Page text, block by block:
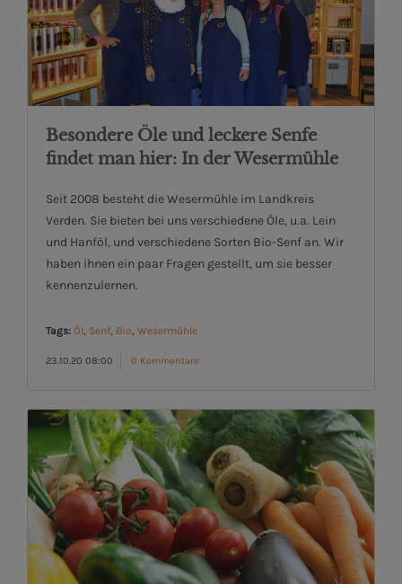
Besondere Öle und leckere Senfe
findet man hier: In der Wesermühle
Seit 2008 besteht die Wesermühle im Landkreis
Verden. Sie bieten bei uns verschiedene Öle, u.a. Lein
und Hanföl, und verschiedene Sorten Bio-Senf an. Wir
haben ihnen ein paar Fragen gestellt, um sie besser
kennenzulernen.
Tags: Öl, Senf, Bio, Wesermühle
23.10.20 08:00 0 Kommentare